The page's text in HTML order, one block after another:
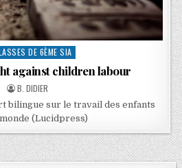
DE 6ÈME SIA
against children labour
B. DIDIER
bilingue sur le travail des enfants
(Lucidpress)